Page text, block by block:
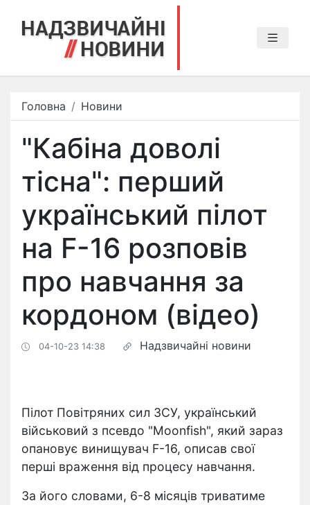
Головна Новини
"Кабіна доволі
тісна": перший
український пілот
на F-16​ розповів
про навчання за
кордоном (відео)
04-10-23 14:38 Надзвичайні новини
Пілот Повітряних сил ЗСУ, український
військовий з псевдо "Moonfish", який зараз
опановує винищувач F-16, описав свої
перші враження від процесу навчання.
За його словами, 6-8 місяців триватиме